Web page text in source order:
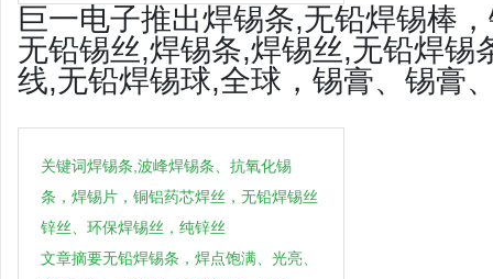
巨一电子推出焊锡条,无铅焊锡棒
无铅锡丝,焊锡条,焊锡丝,无铅焊锡
线,无铅焊锡球,全球，锡膏、锡膏
关键词焊锡条,波峰焊锡条、抗氧化锡
条，焊锡片，铜铝药芯焊丝，无铅焊锡丝
锌丝、环保焊锡丝，纯锌丝
文章摘要无铅焊锡条，焊点饱满、光亮、